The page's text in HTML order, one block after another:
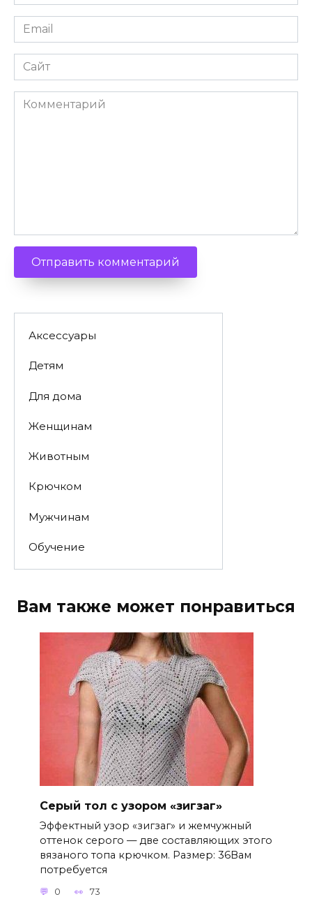
Email
Сайт
Комментарий
Аксессуары
Детям
Для дома
Женщинам
Животным
Крючком
Мужчинам
Обучение
Вам также может понравиться
Серый тол с узором «зигзаг»
Эффектный узор «зигзаг» и жемчужный
оттенок серого — две составляющих этого
вязаного топа крючком. Размер: 36Вам
потребуется
0 73